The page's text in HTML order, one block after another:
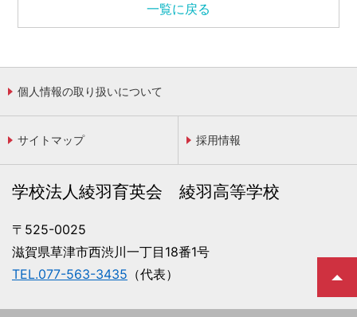
一覧に戻る
個人情報の取り扱いについて
サイトマップ 採用情報
学校法人綾羽育英会 綾羽高等学校
〒525-0025
滋賀県草津市西渋川一丁目18番1号
TEL.077-563-3435 （代表）